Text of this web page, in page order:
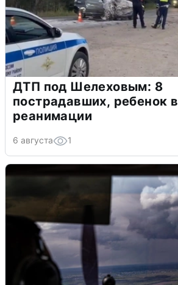
ДТП под Шелеховым: 8
пострадавших, ребенок в
реанимации
6 августа 1